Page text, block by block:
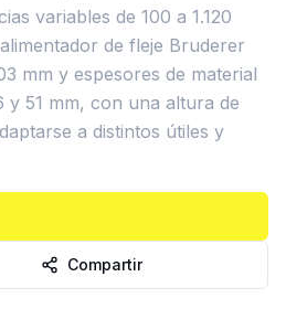
variables de 100 a 1.120
de fleje Bruderer
mm y espesores de material
y 51 mm, con una altura de
a distintos útiles y
Compartir